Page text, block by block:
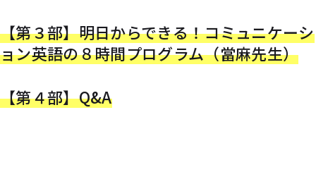
【第３部】明日からできる！コミュニケーシ
ョン英語の８時間プログラム（當麻先生）
【第４部】Q&A